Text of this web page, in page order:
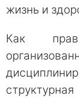
жизнь и
Как